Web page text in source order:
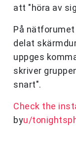
att "höra av
På nätforumet
delat
uppges
skriver
snart".
Check the
byu/